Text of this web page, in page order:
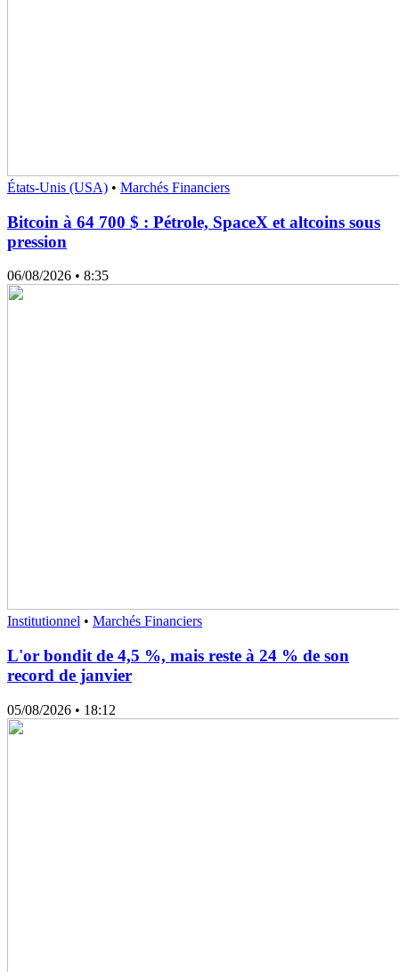
États-Unis (USA) • Marchés Financiers
Bitcoin à 64 700 $ : Pétrole, SpaceX et altcoins sous
pression
06/08/2026 • 8:35
Institutionnel • Marchés Financiers
L'or bondit de 4,5 %, mais reste à 24 % de son
record de janvier
05/08/2026 • 18:12